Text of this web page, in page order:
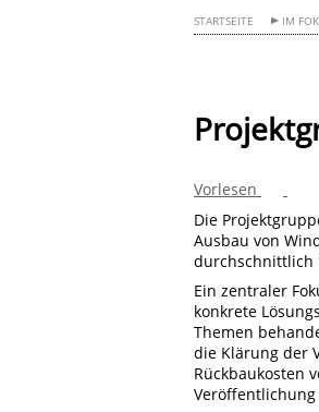
STARTSEITE IM
Vorlesen
Die
Ausbau von
durchschnittlich
Ein zentraler
konkrete
Themen
die Klärung der
Rückbaukosten